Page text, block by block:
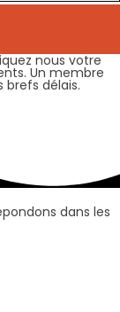
nous votre
Un membre
brefs délais.
dans les